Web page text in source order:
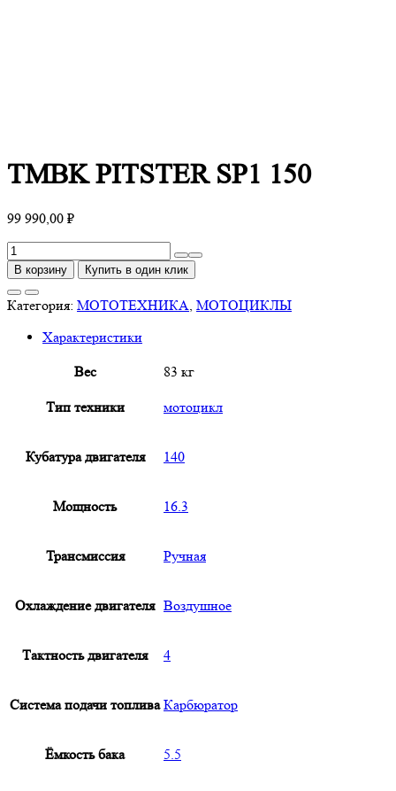
TMBK PITSTER SP1 150
99 990,00 ₽
Количество
товара
PITSTER
В корзину Купить в один клик
Категория: МОТОТЕХНИКА, МОТОЦИКЛЫ
Характеристики
Вес 83 кг
Тип техники мотоцикл
Кубатура двигателя 140
Мощность 16.3
Трансмиссия Ручная
Охлаждение двигателя Воздушное
Тактность двигателя 4
Система подачи топлива Карбюратор
Ёмкость бака 5.5